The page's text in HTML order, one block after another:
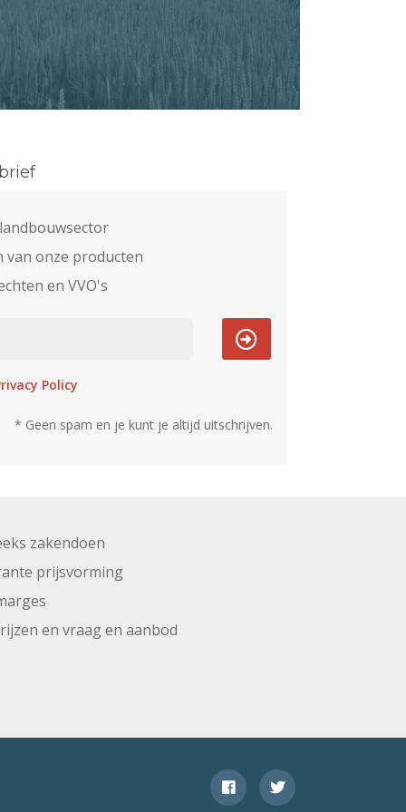
van onze producten
en VVO's
Policy
* Geen spam en je kunt je altijd uitschrijven.
zakendoen
prijsvorming
en vraag en aanbod